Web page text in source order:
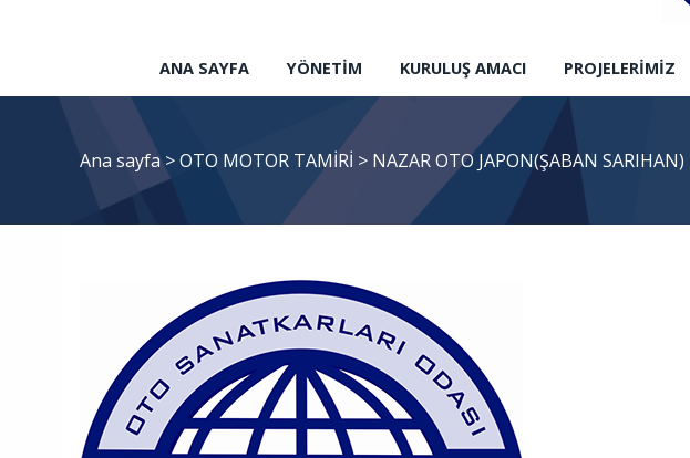
ANA SAYFA YÖNETIM KURULUŞ AMACI PROJELERIMIZ
Ana sayfa >OTO MOTOR TAMİRİ > NAZAR OTO JAPON(ŞABAN SARIHAN)